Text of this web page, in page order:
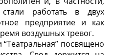
стали рабо­тать в двух
предприятие и как
воздушных тревог.
посвящено